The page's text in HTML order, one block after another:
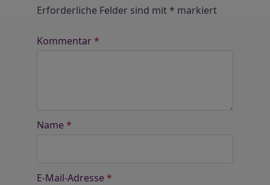
Erforderliche Felder sind mit * markiert
Kommentar*
Name *
E-Mail-Adresse *